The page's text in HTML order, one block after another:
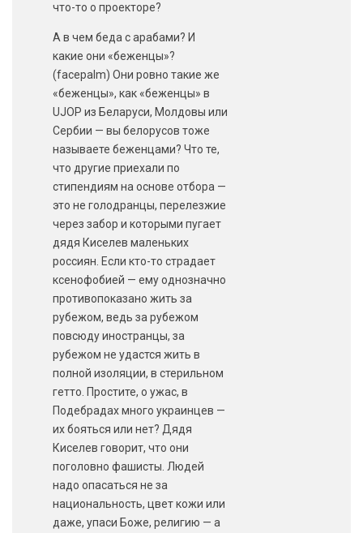
что-то о проекторе?
А в чем беда с арабами? И
какие они «беженцы»?
(facepalm) Они ровно такие же
«беженцы», как «беженцы» в
UJOP из Беларуси, Молдовы или
Сербии — вы белорусов тоже
называете беженцами? Что те,
что другие приехали по
стипендиям на основе отбора —
это не голодранцы, перелезжие
через забор и которыми пугает
дядя Киселев маленьких
россиян. Если кто-то страдает
ксенофобией — ему однозначно
противопоказано жить за
рубежом, ведь за рубежом
повсюду иностранцы, за
рубежом не удастся жить в
полной изоляции, в стерильном
гетто. Простите, о ужас, в
Подебрадах много украинцев —
их бояться или нет? Дядя
Киселев говорит, что они
поголовно фашисты. Людей
надо опасаться не за
национальность, цвет кожи или
даже, упаси Боже, религию — а